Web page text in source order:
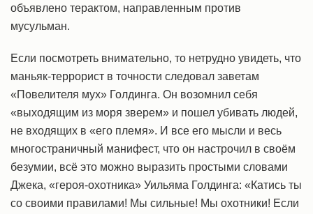
объявлено терактом, направленным против
мусульман.
Если посмотреть внимательно, то нетрудно увидеть, что
маньяк-террорист в точности следовал заветам
«Повелителя мух» Голдинга. Он возомнил себя
«выходящим из моря зверем» и пошел убивать людей,
не входящих в «его племя». И все его мысли и весь
многостраничный манифест, что он настрочил в своём
безумии, всё это можно выразить простыми словами
Джека, «героя-охотника» Уильяма Голдинга: «Катись ты
со своими правилами! Мы сильные! Мы охотники! Если